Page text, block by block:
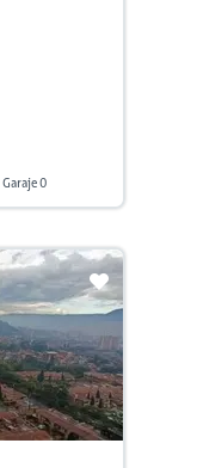
Garaje 0